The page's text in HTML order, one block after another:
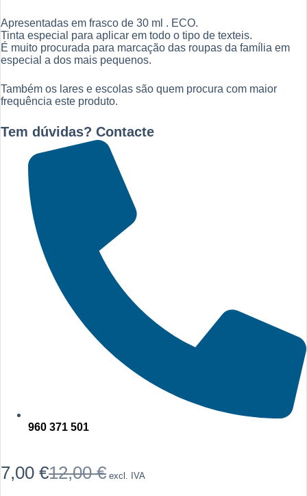
Apresentadas em frasco de 30 ml . ECO.
Tinta especial para aplicar em todo o tipo de texteis.
É muito procurada para marcação das roupas da família em
especial a dos mais pequenos.
Também os lares e escolas são quem procura com maior
frequência este produto.
Tem dúvidas? Contacte
960 371 501
12,00€
O
7,00 € O
excl. IVA